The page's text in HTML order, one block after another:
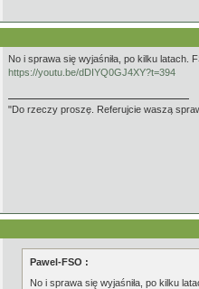
No i sprawa się wyjaśniła, po kilku latach.
https://youtu.be/dDIYQ0GJ4XY?t=394
"Do rzeczy proszę. Referujcie waszą
Pawel-FSO :
No i sprawa się wyjaśniła, po kilku